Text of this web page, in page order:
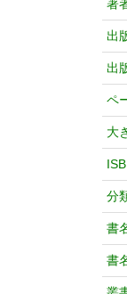
著
出
出
ペ
大
分
書
書